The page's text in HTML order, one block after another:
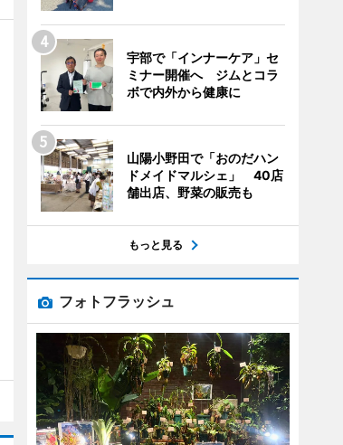
宇部で「インナーケア」セ
ミナー開催へ ジムとコラ
ボで内外から健康に
山陽小野田で「おのだハン
ドメイドマルシェ」 40店
舗出店、野菜の販売も
もっと見る
フォトフラッシュ